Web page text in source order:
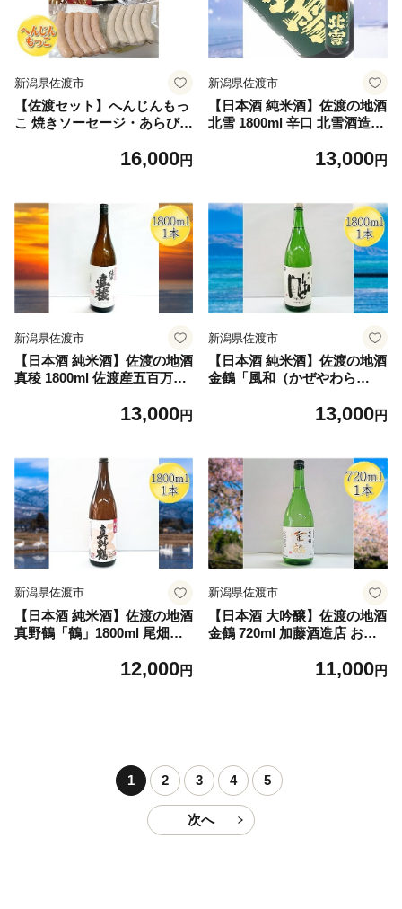
新潟県 佐渡市
新潟県佐渡市
【佐渡セット】へんじんもっ
こ 焼きソーセージ・あらびき
（北雪・金鶴・真野鶴）各30
酒 日本酒 お酒 酒 さけ ソー
セージ ウインナー おつまみ
酒の肴 にいがた さど 新潟県
佐渡市
16,000円
新潟県佐渡市
【日本酒 純米酒】佐渡の地酒
北雪 1800ml 辛口 北雪酒造 |
日本酒 純米酒 清酒 地酒 日本
ト 贈答 にいがた さど 新潟県
13,000円
新潟県佐渡市
【日本酒 純米酒】佐渡の地酒
真稜 1800ml 佐渡産五百万石
逸見酒造 | 新潟の地酒 佐渡の
e 一升瓶 1800ml 晩酌 ギフト
贈答 にいがた さど 新潟県 佐
渡市
13,000円
新潟県佐渡市
【日本酒 純米酒】佐渡の地酒
金鶴「風和（かぜやわら
新潟の地酒 佐渡の地酒 佐渡
800ml 晩酌 熱燗 冷酒 ギフト
にいがた さど 新潟県 佐渡市
13,000円
新潟県佐渡市
【日本酒 純米酒】佐渡の地酒
真野鶴「鶴」1800ml 尾畑酒
の地酒 佐渡日本酒 純米酒 清
12,000円
新潟県佐渡市
【日本酒 大吟醸】佐渡の地酒
金鶴 720ml 加藤酒造店 お祝
渡の地酒 佐渡日本酒 大吟醸
11,000円
1 2 3 4 5
次へ